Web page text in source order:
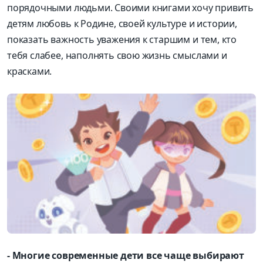
порядочными людьми. Своими книгами хочу привить
детям любовь к Родине, своей культуре и истории,
показать важность уважения к старшим и тем, кто
тебя слабее, наполнять свою жизнь смыслами и
красками.
- Многие современные дети все чаще выбирают